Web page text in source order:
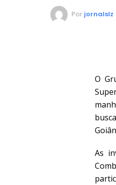
Por jornalslz
O
As